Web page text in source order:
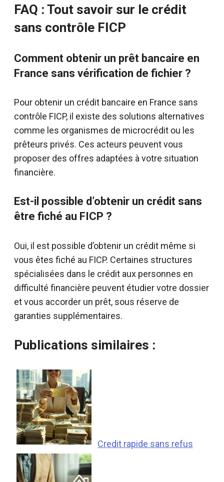
FAQ : Tout savoir sur le crédit
sans contrôle FICP
Comment obtenir un prêt bancaire en
France sans vérification de fichier ?
Pour obtenir un crédit bancaire en France sans
contrôle FICP, il existe des solutions alternatives
comme les organismes de microcrédit ou les
prêteurs privés. Ces acteurs peuvent vous
proposer des offres adaptées à votre situation
financière.
Est-il possible d’obtenir un crédit sans
être fiché au FICP ?
Oui, il est possible d’obtenir un crédit même si
vous êtes fiché au FICP. Certaines structures
spécialisées dans le crédit aux personnes en
difficulté financière peuvent étudier votre dossier
et vous accorder un prêt, sous réserve de
garanties supplémentaires.
Publications similaires :
Credit rapide sans refus